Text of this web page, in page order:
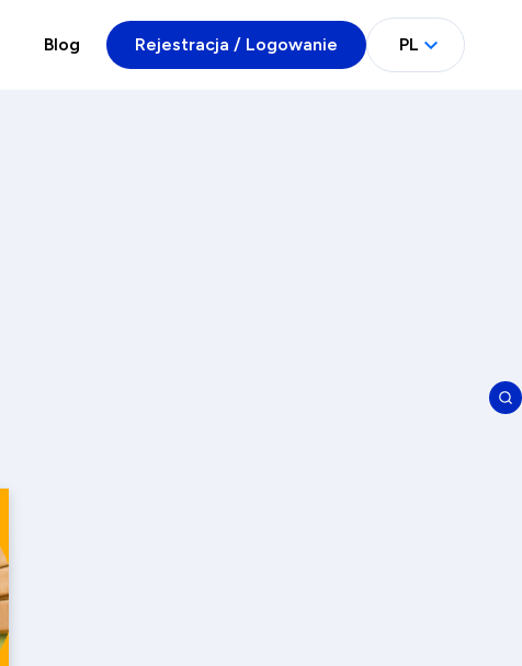
Blog Rejestracja / Logowanie PL